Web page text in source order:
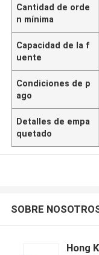
Cantidad de orde
n mínima
Capacidad de la f
uente
Condiciones de p
ago
Detalles de empa
quetado
SOBRE
Hong